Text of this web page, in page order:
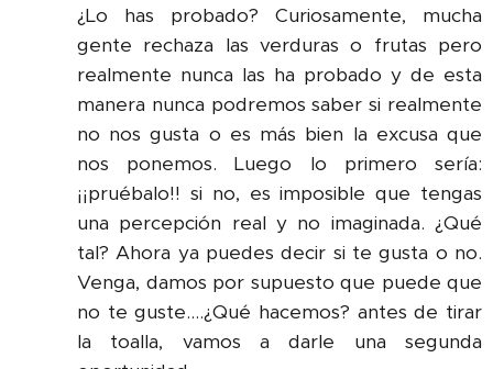
¿Lo has probado? Curiosamente, mucha
gente rechaza las verduras o frutas pero
realmente nunca las ha probado y de esta
manera nunca podremos saber si realmente
no nos gusta o es más bien la excusa que
nos ponemos. Luego lo primero sería:
¡¡pruébalo!! si no, es imposible que tengas
una percepción real y no imaginada. ¿Qué
tal? Ahora ya puedes decir si te gusta o no.
Venga, damos por supuesto que puede que
no te guste....¿Qué hacemos? antes de tirar
la toalla, vamos a darle una segunda